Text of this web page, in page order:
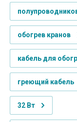
обогрев кранов
кабель для
греющий кабель
32 Вт